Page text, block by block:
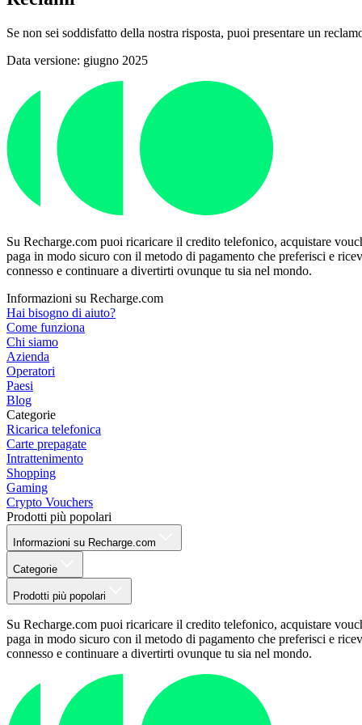
Se non sei soddisfatto della nostra risposta, puoi presentare un
Data versione: giugno 2025
Su Recharge.com puoi ricaricare il credito telefonico, acquistare
paga in modo sicuro con il metodo di pagamento che preferisci e
connesso e continuare a divertirti ovunque tu sia nel mondo.
Informazioni su Recharge.com
Hai bisogno di aiuto?
Come funziona
Chi siamo
Azienda
Operatori
Paesi
Blog
Categorie
Ricarica telefonica
Carte prepagate
Intrattenimento
Shopping
Gaming
Crypto Vouchers
Prodotti più popolari
Informazioni su Recharge.com
Categorie
Prodotti più popolari
Su Recharge.com puoi ricaricare il credito telefonico, acquistare
paga in modo sicuro con il metodo di pagamento che preferisci e
connesso e continuare a divertirti ovunque tu sia nel mondo.